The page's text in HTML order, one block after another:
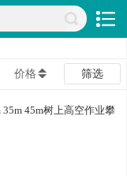
价格 筛选
35m 45m树上高空作业攀